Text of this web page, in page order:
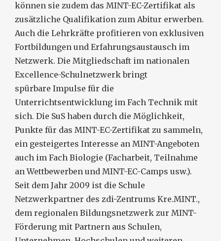
können sie zudem das MINT-EC-Zertifikat als
zusätzliche Qualifikation zum Abitur erwerben.
Auch die Lehrkräfte profitieren von exklusiven
Fortbildungen und Erfahrungsaustausch im
Netzwerk. Die Mitgliedschaft im nationalen
Excellence-Schulnetzwerk bringt
spürbare Impulse für die
Unterrichtsentwicklung im Fach Technik mit
sich. Die SuS haben durch die Möglichkeit,
Punkte für das MINT-EC-Zertifikat zu sammeln,
ein gesteigertes Interesse an MINT-Angeboten
auch im Fach Biologie (Facharbeit, Teilnahme
an Wettbewerben und MINT-EC-Camps usw.).
Seit dem Jahr 2009 ist die Schule
Netzwerkpartner des zdi-Zentrums Kre.MINT.,
dem regionalen Bildungsnetzwerk zur MINT-
Förderung mit Partnern aus Schulen,